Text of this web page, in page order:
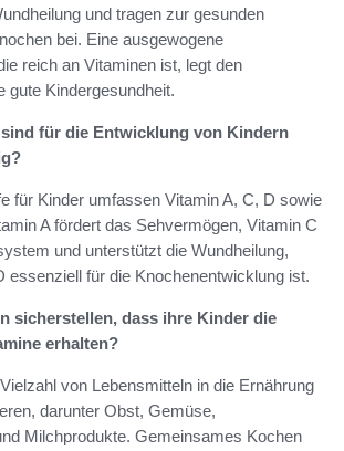
und tragen zur gesunden
bei. Eine ausgewogene
reich an Vitaminen ist, legt den
gute Kindergesundheit.
für die Entwicklung von Kindern
für Kinder umfassen Vitamin A, C, D sowie
A fördert das Sehvermögen, Vitamin C
und unterstützt die Wundheilung,
essenziell für die Knochenentwicklung ist.
sicherstellen, dass ihre Kinder die
erhalten?
von Lebensmitteln in die Ernährung
darunter Obst, Gemüse,
Milchprodukte. Gemeinsames Kochen